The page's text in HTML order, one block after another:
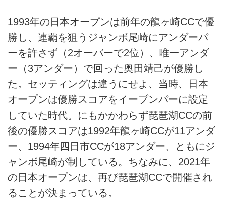
1993年の日本オープンは前年の龍ヶ崎CCで優
勝し、連覇を狙うジャンボ尾崎にアンダーパ
ーを許さず（2オーバーで2位）、唯一アンダ
ー（3アンダー）で回った奥田靖己が優勝し
た。セッティングは違うにせよ、当時、日本
オープンは優勝スコアをイーブンパーに設定
していた時代。にもかかわらず琵琶湖CCの前
後の優勝スコアは1992年龍ヶ崎CCが11アンダ
ー、1994年四日市CCが18アンダー、ともにジ
ャンボ尾崎が制している。ちなみに、2021年
の日本オープンは、再び琵琶湖CCで開催され
ることが決まっている。